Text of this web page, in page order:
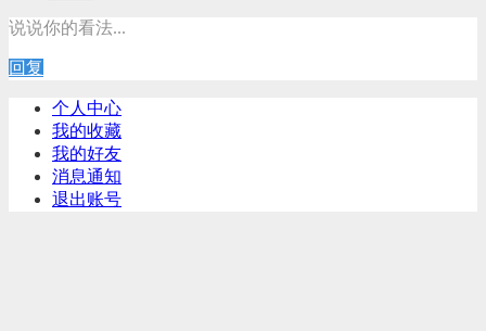
说说你的看法...
回复
个人中心
我的收藏
我的好友
消息通知
退出账号